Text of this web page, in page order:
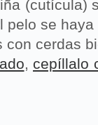
(cutícula)
pelo se
con cerdas
, cepíllalo